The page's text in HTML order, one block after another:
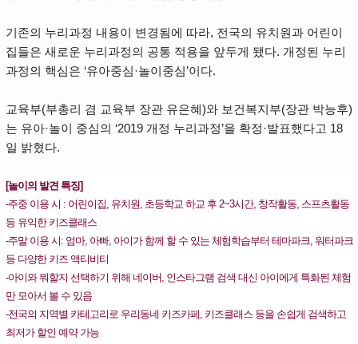
기존의 누리과정 내용이 변경됨에 따라, 전국의 유치원과 어린이
집들은 새로운 누리과정의 공통 적용을 앞두게 됐다. 개정된 누리
과정의 핵심은 ‘유아중심·놀이중심’이다.
교육부(부총리 겸 교육부 장관 유은혜)와 보건복지부(장관 박능후)
는 유아·놀이 중심의 ‘2019 개정 누리과정’을 확정·발표했다고 18
일 밝혔다.
[놀이의 발견 특징]
-주중 이용 시 : 어린이집, 유치원, 초등학교 하교 후 2~3시간, 창작활동, 스프츠활동
등 유익한 키즈클래스
-주말 이용 시: 엄마, 아빠, 아이가 함께 할 수 있는 체험학습부터 테마파크, 워터파크
등 다양한 키즈 액티비티
-아이와 뭐할지 선택하기 위해 네이버, 인스타그램 검색 대신 아이에게 특화된 체험
만 모아서 볼 수 있음
-전국의 지역별 카테고리로 우리동네 키즈카페, 키즈클래스 등을 손쉽게 검색하고
최저가 할인 예약 가능